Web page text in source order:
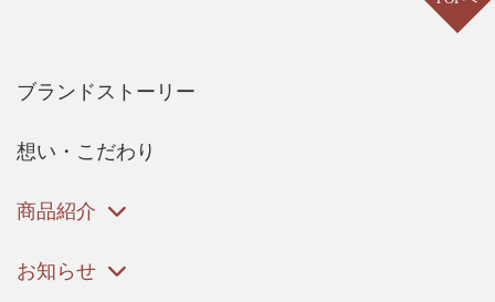
ブランドストーリー
想い・こだわり
商品紹介
お知らせ